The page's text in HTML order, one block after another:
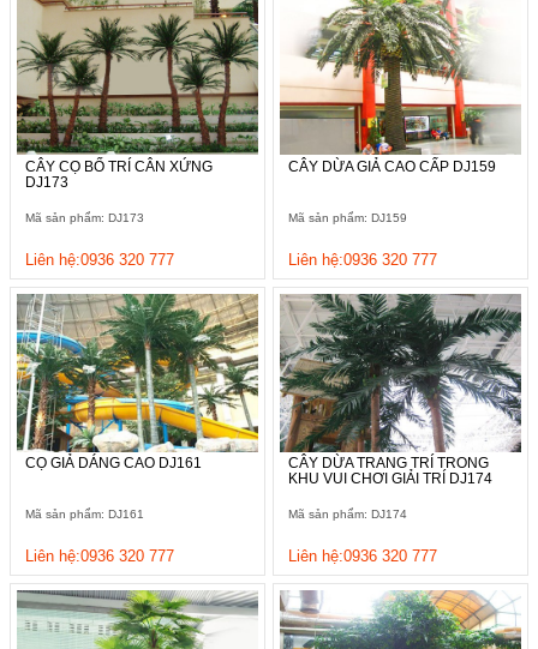
CÂY CỌ BỐ TRÍ CÂN XỨNG
DJ173
Mã sản phẩm: DJ173
Liên hệ:0936 320 777
CÂY DỪA GIẢ CAO CẤP DJ159
Mã sản phẩm: DJ159
Liên hệ:0936 320 777
CỌ GIẢ DÁNG CAO DJ161
Mã sản phẩm: DJ161
Liên hệ:0936 320 777
CÂY DỪA TRANG TRÍ TRONG
KHU VUI CHƠI GIẢI TRÍ DJ174
Mã sản phẩm: DJ174
Liên hệ:0936 320 777